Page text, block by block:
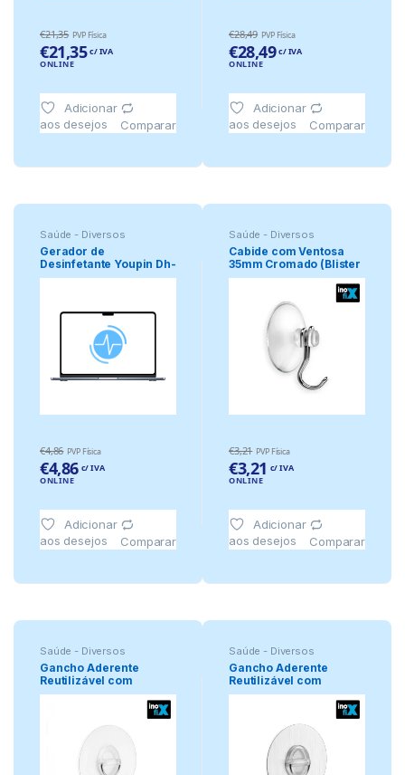
€21,35 PVP Física
€21,35 c/ IVA
ONLINE
Adicionar
aos desejos
Comparar
€28,49 PVP Física
€28,49 c/ IVA
ONLINE
Adicionar
aos desejos
Comparar
Saúde - Diversos
Gerador de
Desinfetante Youpin Dh-
003 – Xiaomi
€4,86 PVP Física
€4,86 c/ IVA
ONLINE
Adicionar
aos desejos
Comparar
Saúde - Diversos
Cabide com Ventosa
35mm Cromado (Blister
4 Unid)
€3,21 PVP Física
€3,21 c/ IVA
ONLINE
Adicionar
aos desejos
Comparar
Saúde - Diversos
Gancho Aderente
Reutilizável com
Gancho Móvel Tran
Saúde - Diversos
Gancho Aderente
Reutilizável com
Gancho Móvel Aço